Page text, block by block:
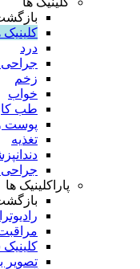
درد
زخم
خواب
طب
پوست
تغذیه
جراحی
پاراکلینیک ها
تصویر